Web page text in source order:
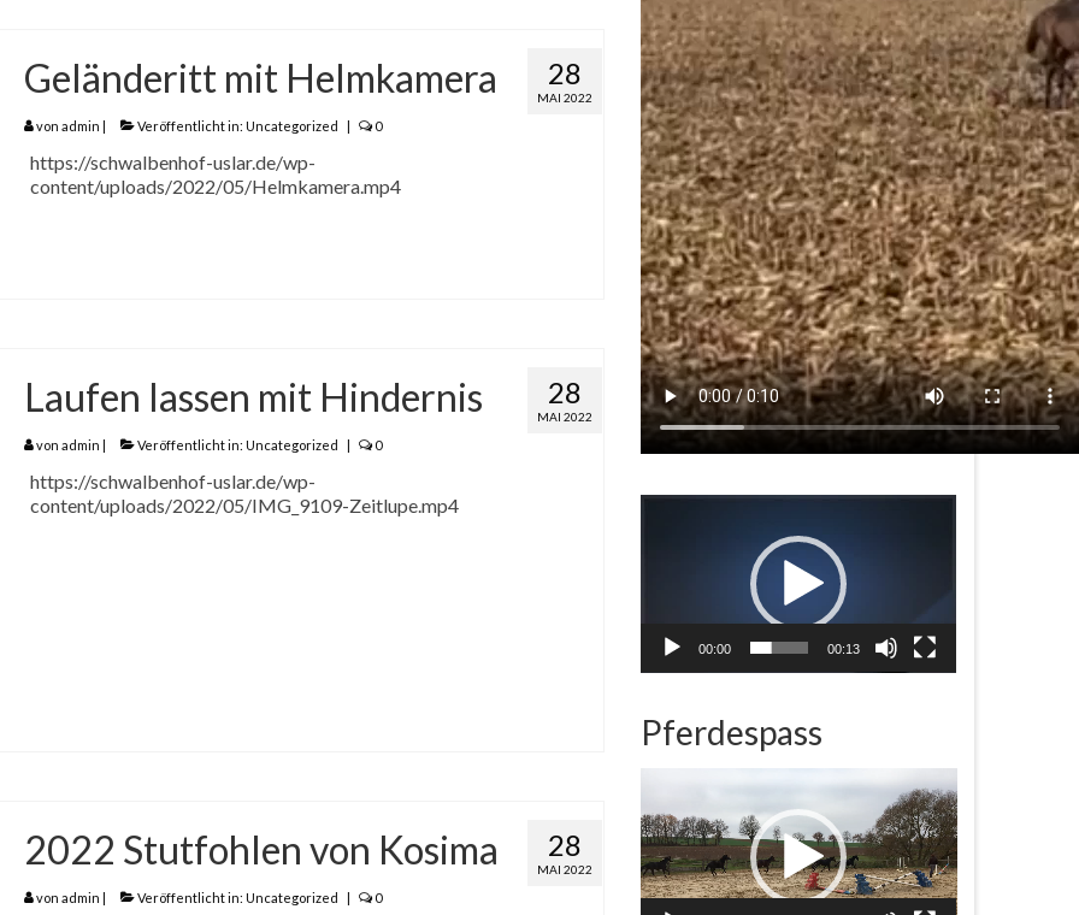
28
MAI 2022
Geländeritt mit Helmkamera
von admin | Veröffentlicht in: Uncategorized | 0
https://schwalbenhof-uslar.de/wp-
content/uploads/2022/05/Helmkamera.mp4
28
MAI 2022
Laufen lassen mit Hindernis
von admin | Veröffentlicht in: Uncategorized | 0
https://schwalbenhof-uslar.de/wp-
content/uploads/2022/05/IMG_9109-Zeitlupe.mp4
28
MAI 2022
2022 Stutfohlen von Kosima
von admin Veröffentlicht in: Uncategorized 0
00:00 00:13
Pferdespass